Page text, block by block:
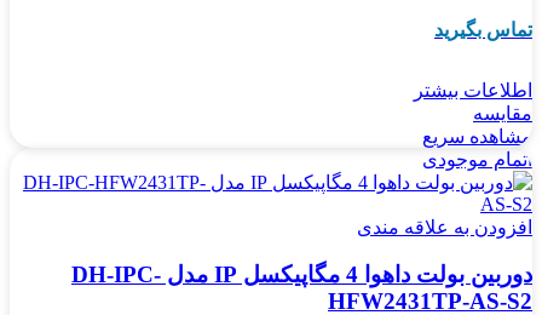
تماس بگیرید
اطلاعات بیشتر
مقایسه
مشاهده سریع
اتمام موجودی
افزودن به علاقه مندی
دوربین بولت داهوا 4 مگاپیکسل IP مدل DH-IPC-
HFW2431TP-AS-S2